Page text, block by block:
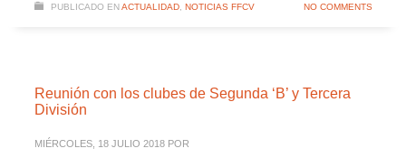
PUBLICADO EN ACTUALIDAD, NOTICIAS FFCV NO COMMENTS
Reunión con los clubes de Segunda ‘B’ y Tercera
División
MIÉRCOLES, 18 JULIO 2018 POR